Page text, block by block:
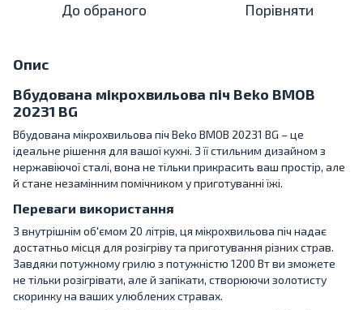
До обраного Порівняти
Опис
Вбудована мікрохвильова піч Beko BMOB
20231 BG
Вбудована мікрохвильова піч Beko BMOB 20231 BG – це
ідеальне рішення для вашої кухні. З її стильним дизайном з
нержавіючої сталі, вона не тільки прикрасить ваш простір, але
й стане незамінним помічником у приготуванні їжі.
Переваги використання
З внутрішнім об'ємом 20 літрів, ця мікрохвильова піч надає
достатньо місця для розігріву та приготування різних страв.
Завдяки потужному грилю з потужністю 1200 Вт ви зможете
не тільки розігрівати, але й запікати, створюючи золотисту
скоринку на ваших улюблених стравах.